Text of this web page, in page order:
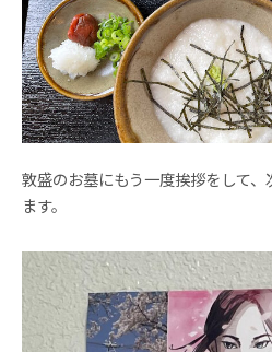
敦盛のお墓にもう一度挨拶をして
ます。